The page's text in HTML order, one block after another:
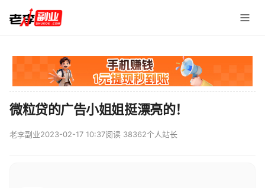
微粒贷的广告小姐姐挺漂亮的！
老李副业2023-02-17 10:37阅读 38362个人站长